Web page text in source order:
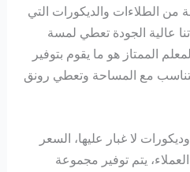
الطلاءات والديكورات التي
عالية الجودة تعطي لمسة
الممتاز هو ما يقوم بتوفير
مع المساحة وتعطي رونق
لا غبار عليها، السعر
يتم توفير مجموعة